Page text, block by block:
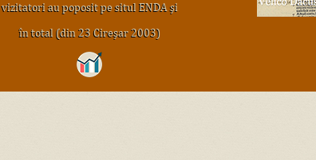
vizitatori au poposit pe situl ENDA şi
în total (din 23 Cireşar 2003)